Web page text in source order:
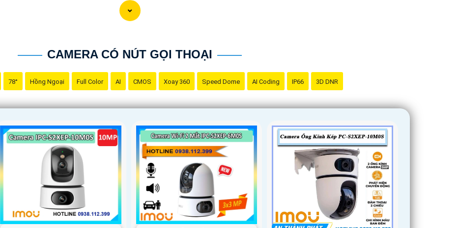
CAMERA CÓ NÚT GỌI THOẠI
78° Hồng Ngoại Full Color AI CMOS Xoay 360 Speed Dome AI Coding IP66 3D DNR